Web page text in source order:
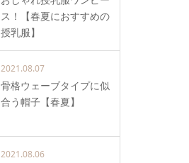
ス！【春夏におすすめの
授乳服】
2021.08.07
骨格ウェーブタイプに似
合う帽子【春夏】
2021.08.06